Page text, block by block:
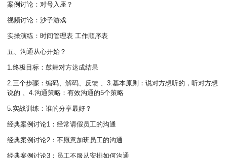
案例讨论：对号入座？
视频讨论：沙子游戏
实操演练：时间管理表 工作顺序表
五、沟通从心开始？
1.终极目标：鼓舞对方达成结果
2.三个步骤：编码、解码、反馈 、3.基本原则：说对方想听的，听对方想
说的 、4.沟通策略：有效沟通的5个策略
5.实战训练：谁的分享最好？
经典案例讨论1：经常请假员工的沟通
经典案例讨论2：不愿意加班员工的沟通
经典案例讨论3：员工不服从安排如何沟通